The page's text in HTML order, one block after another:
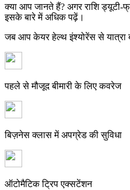
क्या आप जानते हैं? अगर राशि ड्यूटी-
इसके बारे में अधिक पढ़ें।
जब आप केयर हेल्थ इंश्योरेंस से यात्रा
पहले से मौजूद बीमारी के लिए कवरेज
बिज़नेस क्लास में अपग्रेड की सुविधा
ऑटोमैटिक ट्रिप एक्सटेंशन